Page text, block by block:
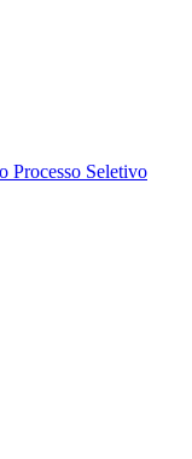
Processo Seletivo